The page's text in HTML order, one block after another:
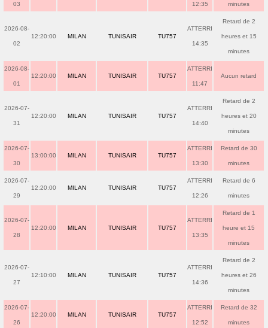
03 12:35 minutes
2026-08-
02
12:20:00 MILAN TUNISAIR TU757
ATTERRI
14:35
Retard de 2
heures et 15
minutes
2026-08-
01
12:20:00 MILAN TUNISAIR TU757
ATTERRI
11:47
Aucun retard
2026-07-
31
12:20:00 MILAN TUNISAIR TU757
ATTERRI
14:40
Retard de 2
heures et 20
minutes
2026-07-
30
13:00:00 MILAN TUNISAIR TU757
ATTERRI
13:30
Retard de 30
minutes
2026-07-
29
12:20:00 MILAN TUNISAIR TU757
ATTERRI
12:26
Retard de 6
minutes
2026-07-
28
12:20:00 MILAN TUNISAIR TU757
ATTERRI
13:35
Retard de 1
heure et 15
minutes
2026-07-
27
12:10:00 MILAN TUNISAIR TU757
ATTERRI
14:36
Retard de 2
heures et 26
minutes
2026-07-
26
12:20:00 MILAN TUNISAIR TU757
ATTERRI
12:52
Retard de 32
minutes